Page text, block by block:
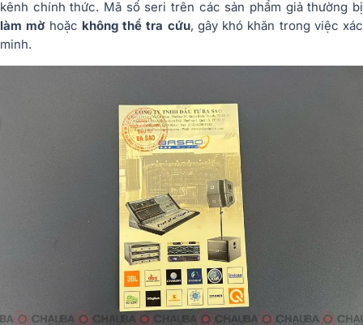
kênh chính thức. Mã số seri trên các sản phẩm giả thường bị
làm mờ hoặc không thể tra cứu, gây khó khăn trong việc xác
minh.